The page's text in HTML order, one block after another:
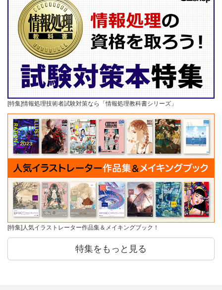
[特集]情報処理技術者試験対策なら「情報処理教科書シリーズ」
[特集]人気イラストレーター作品集＆メイキングブック！
特集をもっと見る